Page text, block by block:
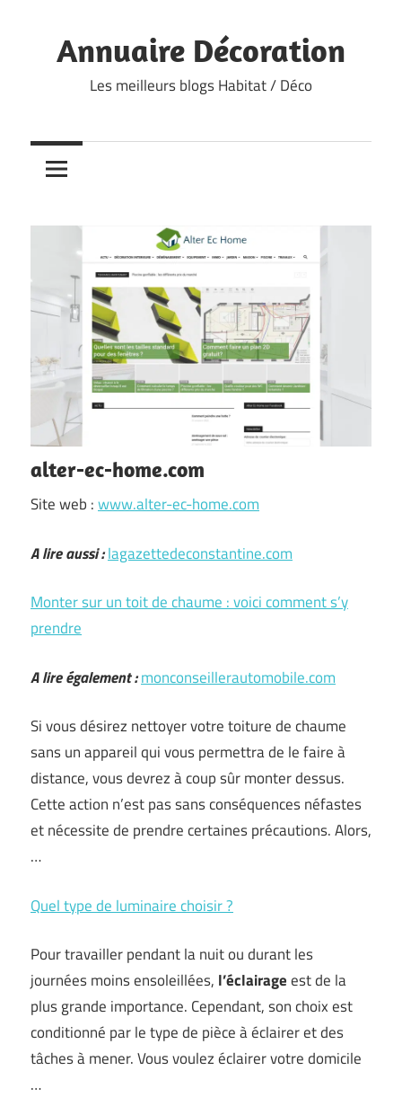
content
Annuaire Décoration
Les meilleurs blogs Habitat / Déco
alter-ec-home.com
Site web :www.alter-ec-home.com
A lire aussi :lagazettedeconstantine.com
Monter sur un toit de chaume : voici comment s’y
prendre
A lire également :monconseillerautomobile.com
Si vous désirez nettoyer votre toiture de chaume
sans un appareil qui vous permettra de le faire à
distance, vous devrez à coup sûr monter dessus.
Cette action n’est pas sans conséquences néfastes
et nécessite de prendre certaines précautions. Alors,
…
Quel type de luminaire choisir ?
Pour travailler pendant la nuit ou durant les
journées moins ensoleillées, l’éclairageest de la
plus grande importance. Cependant, son choix est
conditionné par le type de pièce à éclairer et des
tâches à mener. Vous voulez éclairer votre domicile
…